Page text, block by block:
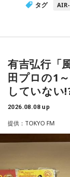
タグ AIR-
有吉弘行「
田プロの1
していない
2026.08.08 up
提供：TOKYO FM